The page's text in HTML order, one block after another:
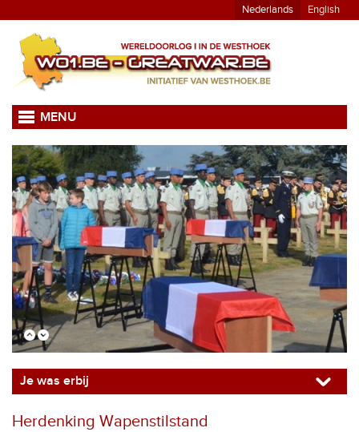
Nederlands English
MENU
Je was erbij
Herdenking Wapenstilstand